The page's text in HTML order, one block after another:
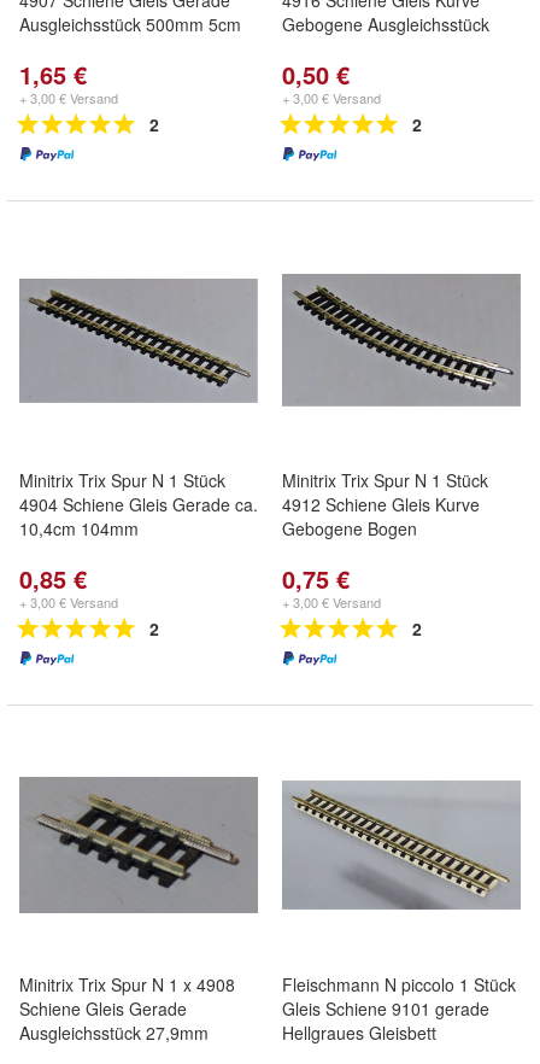
Ausgleichsstück 500mm 5cm
1,65 €
+ 3,00 € Versand
2
Gebogene Ausgleichsstück
0,50 €
+ 3,00 € Versand
2
Minitrix Trix Spur N 1 Stück
4904 Schiene Gleis Gerade ca.
10,4cm 104mm
0,85 €
+ 3,00 € Versand
2
Minitrix Trix Spur N 1 Stück
4912 Schiene Gleis Kurve
Gebogene Bogen
0,75 €
+ 3,00 € Versand
2
Minitrix Trix Spur N 1 x 4908
Schiene Gleis Gerade
Ausgleichsstück 27,9mm
Fleischmann N piccolo 1 Stück
Gleis Schiene 9101 gerade
Hellgraues Gleisbett